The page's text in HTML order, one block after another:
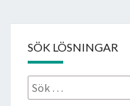
SÖK LÖSNINGAR
Sök
efter: